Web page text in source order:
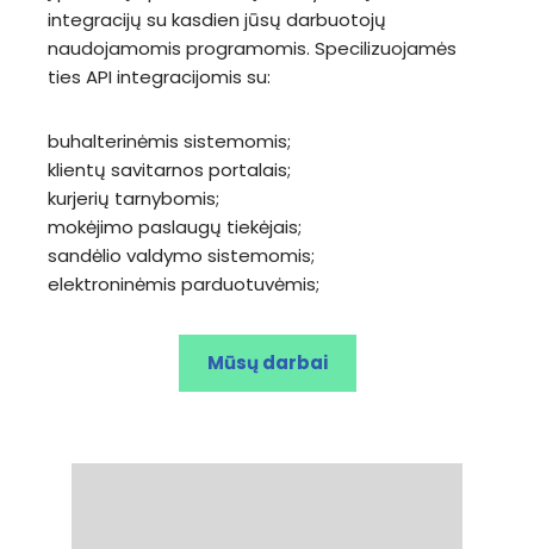
integracijų su kasdien jūsų darbuotojų
naudojamomis programomis. Specilizuojamės
ties API integracijomis su:
buhalterinėmis sistemomis;
klientų savitarnos portalais;
kurjerių tarnybomis;
mokėjimo paslaugų tiekėjais;
sandėlio valdymo sistemomis;
elektroninėmis parduotuvėmis;
Mūsų darbai